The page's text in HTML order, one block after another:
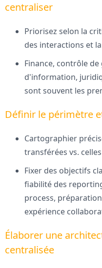
centraliser
Priorisez selon la
des interactions et
Finance, contrôle
d'information,
sont souvent les
Définir le périmètre
Cartographier
transférées vs.
Fixer des objectifs
fiabilité des
process,
expérience
Élaborer une
centralisée